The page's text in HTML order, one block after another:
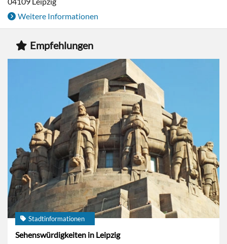
Weitere Informationen
Empfehlungen
Stadtinformationen
Sehenswürdigkeiten in Leipzig